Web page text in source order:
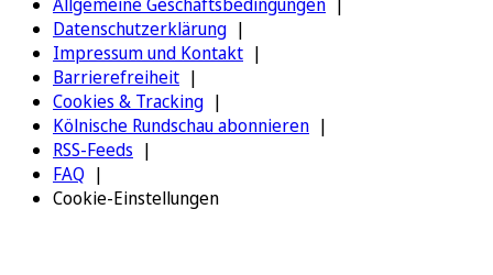
Datenschutzerklärung
Impressum und Kontakt
Barrierefreiheit
Cookies & Tracking
Kölnische Rundschau abonnieren
RSS-Feeds
FAQ
Cookie-Einstellungen